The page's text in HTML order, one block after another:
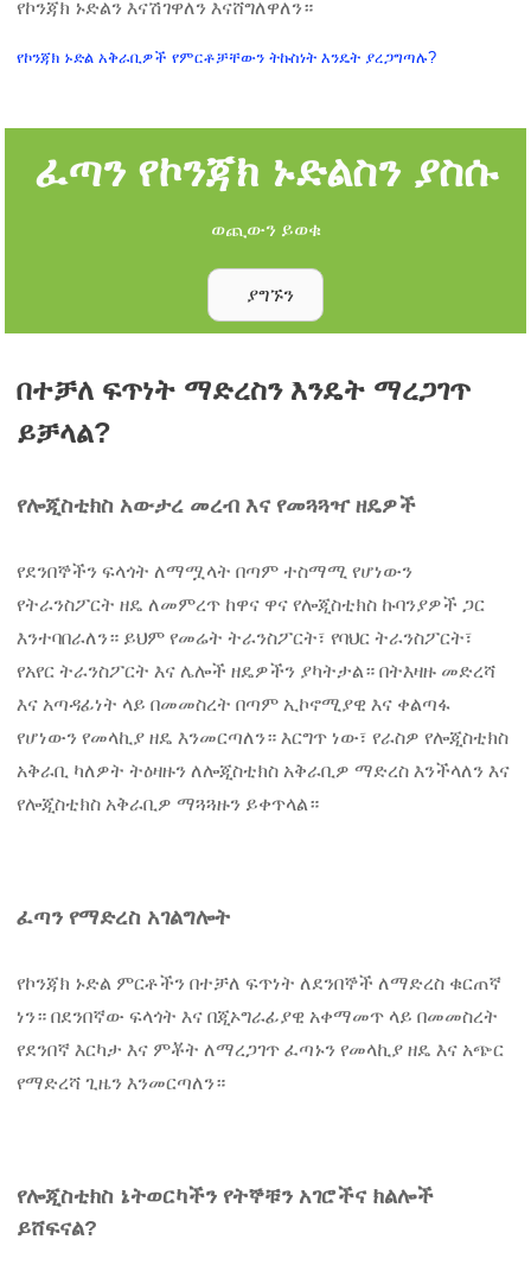
የኮንጃክ ኑድልን እናሽገዋለን እናሸግለዋለን።
የኮንጃክ ኑድል አቅራቢዎች የምርቶቻቸውን ትኩስነት እንዴት ያረጋግጣሉ?
ፈጣን የኮንጃክ ኑድልስን ያስሱ
ወጪውን ይወቁ
ያግኙን
በተቻለ ፍጥነት ማድረስን እንዴት ማረጋገጥ
ይቻላል?
የሎጂስቲክስ አውታረ መረብ እና የመጓጓዣ ዘዴዎች
የደንበኞችን ፍላጎት ለማሟላት በጣም ተስማሚ የሆነውን
የትራንስፖርት ዘዴ ለመምረጥ ከዋና ዋና የሎጂስቲክስ ኩባንያዎች ጋር
እንተባበራለን። ይህም የመሬት ትራንስፖርት፣ የባህር ትራንስፖርት፣
የአየር ትራንስፖርት እና ሌሎች ዘዴዎችን ያካትታል። በትእዛዙ መድረሻ
እና አጣዳፊነት ላይ በመመስረት በጣም ኢኮኖሚያዊ እና ቀልጣፋ
የሆነውን የመላኪያ ዘዴ እንመርጣለን። እርግጥ ነው፣ የራስዎ የሎጂስቲክስ
አቅራቢ ካለዎት ትዕዛዙን ለሎጂስቲክስ አቅራቢዎ ማድረስ እንችላለን እና
የሎጂስቲክስ አቅራቢዎ ማጓጓዙን ይቀጥላል።
ፈጣን የማድረስ አገልግሎት
የኮንጃክ ኑድል ምርቶችን በተቻለ ፍጥነት ለደንበኞች ለማድረስ ቁርጠኛ
ነን። በደንበኛው ፍላጎት እና በጂኦግራፊያዊ አቀማመጥ ላይ በመመስረት
የደንበኛ እርካታ እና ምቾት ለማረጋገጥ ፈጣኑን የመላኪያ ዘዴ እና አጭር
የማድረሻ ጊዜን እንመርጣለን።
የሎጂስቲክስ ኔትወርካችን የትኞቹን አገሮችና ክልሎች
ይሸፍናል?